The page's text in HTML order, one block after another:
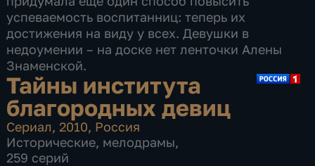
успеваемость воспитанниц: теперь их
достижения на виду у всех. Девушки в
недоумении – на доске нет ленточки Алены
Знаменской.
Тайны института
благородных девиц
Сериал, 2010, Россия
Исторические, мелодрамы,
259 серий